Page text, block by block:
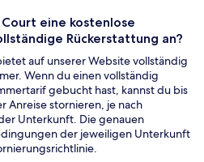
eine kostenlose
Rückerstattung an?
auf unserer Website vollständig
Wenn du einen vollständig
gebucht hast, kannst du bis
Anreise stornieren, je nach
Unterkunft. Die genauen
der jeweiligen Unterkunft